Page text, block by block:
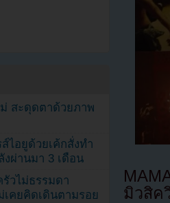
มิวสิค
สะดุดตาด้วยภาพ
ไอยูด้วยเค้กสั่งทำ
งผ่านมา 3 เดือน
วไม่ธรรมดา
คยคิดเดินตามรอย